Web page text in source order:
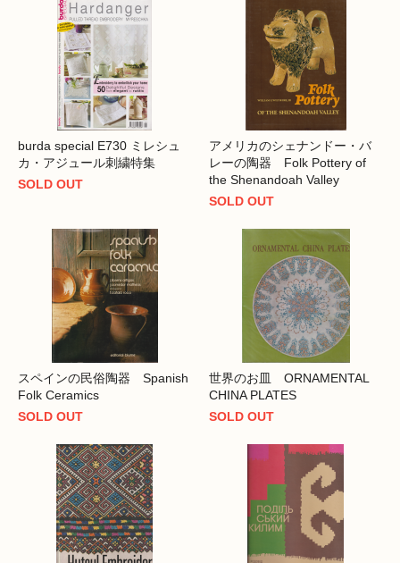
burda special E730 ミレシュ
カ・アジュール刺繍特集
SOLD OUT
アメリカのシェナンドー・バ
レーの陶器 Folk Pottery of
the Shenandoah Valley
SOLD OUT
スペインの民俗陶器 Spanish
Folk Ceramics
SOLD OUT
世界のお皿 ORNAMENTAL
CHINA PLATES
SOLD OUT